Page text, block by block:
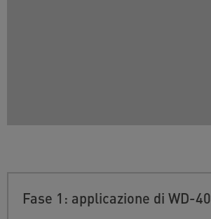
Fase 1: applicazione di WD-40